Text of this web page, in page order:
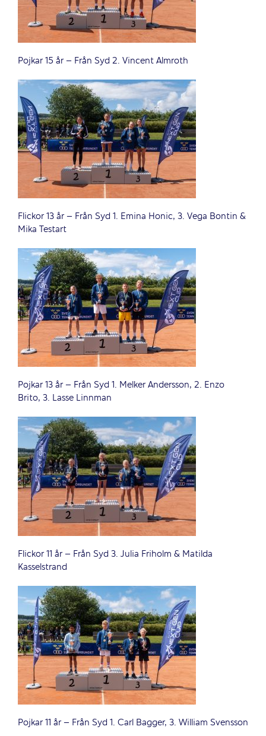
Pojkar 15 år – Från Syd 2. Vincent Almroth
Flickor 13 år – Från Syd 1. Emina Honic, 3. Vega Bontin &
Mika Testart
Pojkar 13 år – Från Syd 1. Melker Andersson, 2. Enzo
Brito, 3. Lasse Linnman
Flickor 11 år – Från Syd 3. Julia Friholm & Matilda
Kasselstrand
Pojkar 11 år – Från Syd 1. Carl Bagger, 3. William Svensson